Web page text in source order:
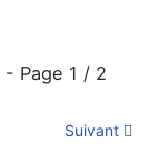
- Page 1 / 2
Suivant